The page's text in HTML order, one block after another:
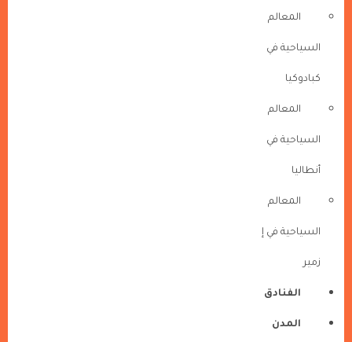
المعالم
السياحية في
كبادوكيا
المعالم
السياحية في
أنطاليا
المعالم
السياحية في إ
زمير
الفنادق
المدن